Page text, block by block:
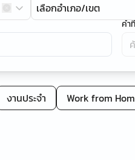
เลือกอำเภอ/เขต
คำ
งานประจำ Work from